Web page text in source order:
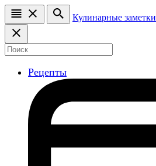
Кулинарные заметки
Рецепты